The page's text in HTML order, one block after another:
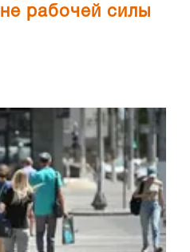
рабочей силы